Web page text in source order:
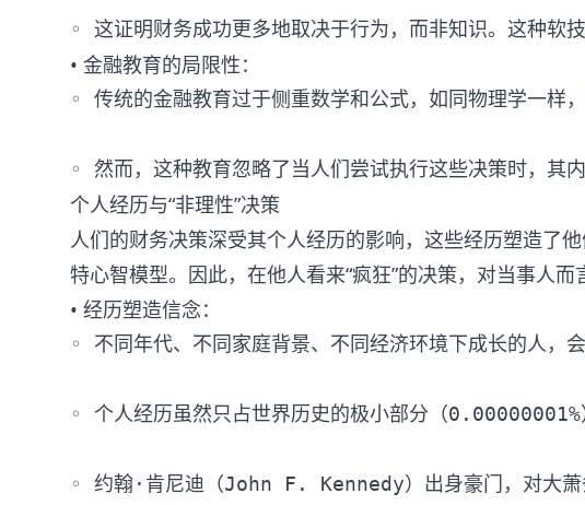
• 金融教育的局限性：
◦ 传统的金融教育过于侧重数学和公式，如同物理学一样
个人经历与“非理性”决策
人们的财务决策深受其个人经历的影响，这些经历塑造了
特心智模型。因此，在他人看来“疯狂”的决策，对当事人而
• 经历塑造信念：
◦ 不同年代、不同家庭背景、不同经济环境下成长的人，
◦ 个人经历虽然只占世界历史的极小部分（0.00000001%